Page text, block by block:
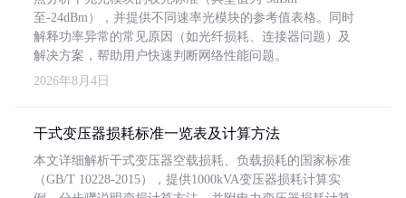
至-24dBm），并提供不同速率光模块的参考值表格。同时
解释功率异常的常见原因（如光纤损耗、连接器问题）及
解决方案，帮助用户快速判断网络性能问题。
2026年8月4日
干式变压器损耗标准一览表及计算方法
本文详细解析干式变压器空载损耗、负载损耗的国家标准
（GB/T 10228-2015），提供1000kVA变压器损耗计算实